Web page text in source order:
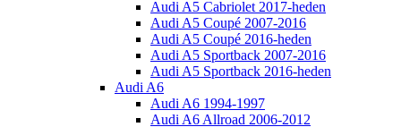
Audi A5 Cabriolet 2017-heden
Audi A5 Coupé 2007-2016
Audi A5 Coupé 2016-heden
Audi A5 Sportback 2007-2016
Audi A5 Sportback 2016-heden
Audi A6
Audi A6 1994-1997
Audi A6 Allroad 2006-2012